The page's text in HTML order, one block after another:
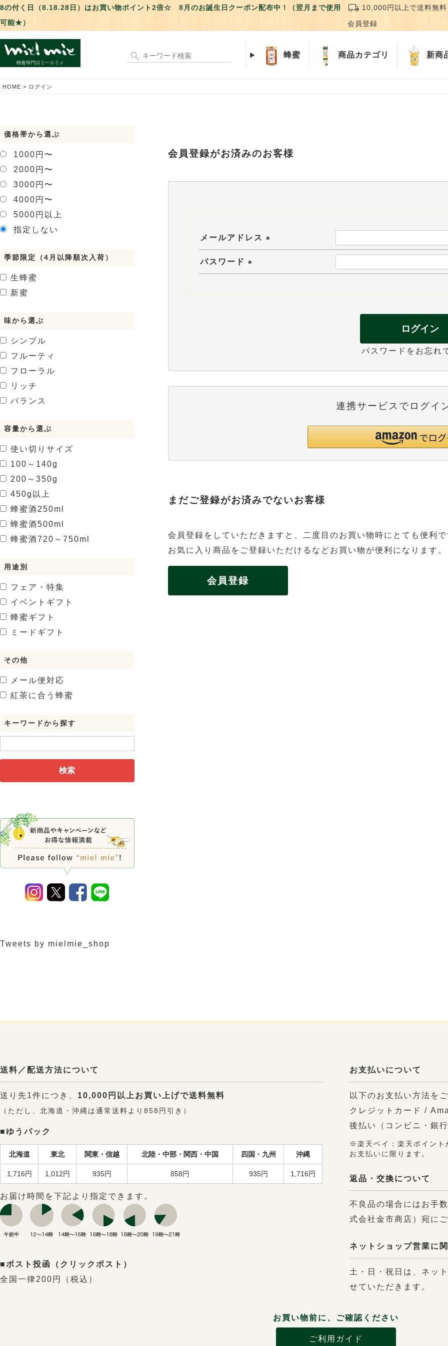
8の付く日（8.18.28日）はお買い物ポイント2倍☆ 8月のお誕生日クーポン配布中！（翌月まで使用
可能★）
local_shipping 10,000円以上で送料無料
会員登録
蜂蜜 商品カテゴリ 新商
HOME ログイン
会員登録がお済みのお客様
メールアドレス
パスワード
ログイン
パスワードをお忘れ
連携サービスでログイ
まだご登録がお済みでないお客様
会員登録をしていただきますと、二度目のお買い物時にとても便利
お気に入り商品をご登録いただけるなどお買い物が便利になります。
会員登録
価格帯から選ぶ
1000円〜
2000円〜
3000円〜
4000円〜
5000円以上
指定しない
季節限定（4月以降順次入荷）
生蜂蜜
新蜜
味から選ぶ
シンプル
フルーティ
フローラル
リッチ
バランス
容量から選ぶ
使い切りサイズ
100～140g
200～350g
450g以上
蜂蜜酒250ml
蜂蜜酒500ml
蜂蜜酒720～750ml
用途別
フェア・特集
イベントギフト
蜂蜜ギフト
ミードギフト
その他
メール便対応
紅茶に合う蜂蜜
キーワードから探す
検索
Tweets by mielmie_shop
送料／配送方法について
送り先1件につき、 10,000円以上お買い上げで送料無料
（ただし、北海道・沖縄は通常送料より858円引き）
■ゆうパック
北海道 東北 関東・信越 北陸・中部・関西・中国 四国・九州 沖縄
1,716円 1,012円 935円 858円 935円 1,716円
お届け時間を下記より指定できます。
■ポスト投函（クリックポスト）
全国一律200円（税込）
お支払いについて
以下のお支払い方法を
クレジットカード /
後払い（コンビニ・銀
※楽天ペイ：楽天ポイント
お支払いに限ります。
返品・交換について
不良品の場合にはお手
式会社金市商店）宛に
ネットショップ営業に
土・日・祝日は、ネッ
せていただきます。
お買い物前に、ご確認ください
ご利用ガイド